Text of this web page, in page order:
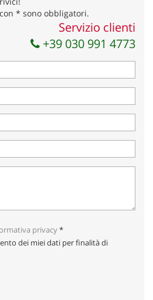
* sono obbligatori.
Servizio clienti
+39 030 991 4773
privacy*
dei miei dati per finalità di